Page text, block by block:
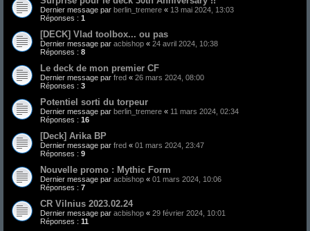
Dernier message par berlin_tremere « 13 mai 2024, 13:03
Réponses : 1
[DECK] Vlad toolbox... ou pas
Dernier message par acbishop « 24 avril 2024, 10:38
Réponses : 8
Le deck de mon premier CF
Dernier message par fred « 26 mars 2024, 08:00
Réponses : 3
Potentiel sorti du torpeur
Dernier message par berlin_tremere « 11 mars 2024, 02:34
Réponses : 16
[Deck] Arika BP
Dernier message par fred « 01 mars 2024, 23:47
Réponses : 9
Nouvelle promo : Mythic Form
Dernier message par acbishop « 01 mars 2024, 10:06
Réponses : 7
CR Vilnius 2023.02.24
Dernier message par acbishop « 29 février 2024, 10:01
Réponses : 11